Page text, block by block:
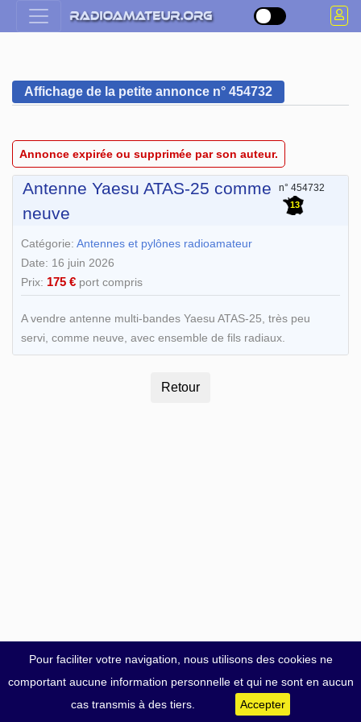
Pour faciliter votre navigation, nous utilisons des cookies ne
comportant aucune information personnelle et qui ne sont en aucun
cas transmis à des tiers.
Accepter
Affichage de la petite annonce n° 454732
Annonce expirée ou supprimée par son auteur.
Antenne Yaesu ATAS-25 comme
neuve
n° 454732
13
Catégorie: Antennes et pylônes radioamateur
Date: 16 juin 2026
Prix: 175 € port compris
A vendre antenne multi-bandes Yaesu ATAS-25, très peu
servi, comme neuve, avec ensemble de fils radiaux.